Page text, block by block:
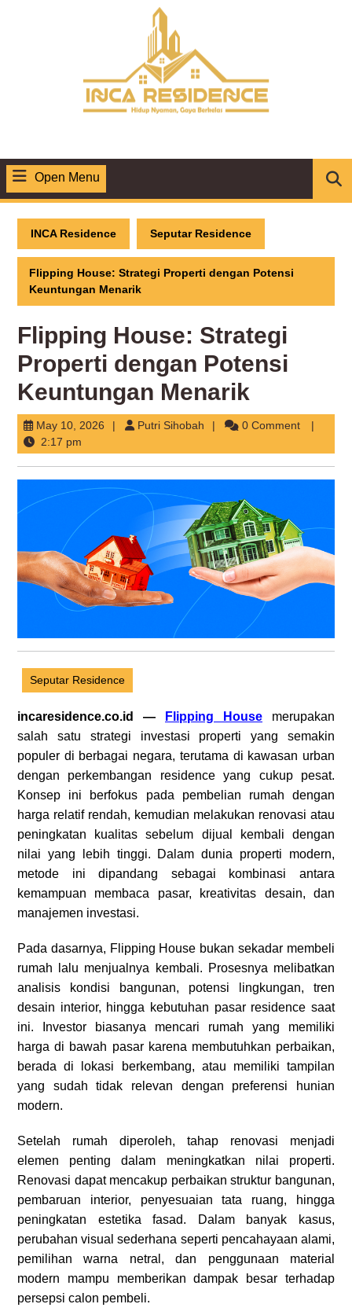
Open Menu
Menu
INCA Residence Seputar Residence
Flipping House: Strategi Properti dengan Potensi
Keuntungan Menarik
Flipping House: Strategi
Properti dengan Potensi
Keuntungan Menarik
May 10, 2026 May
2026
Putri Sihobah Putri
0 Comment
2:17 pm
Seputar Residence
incaresidence.co.id — Flipping House
merupakan
salah satu strategi investasi properti yang semakin
populer di berbagai negara, terutama di kawasan urban
dengan perkembangan residence yang cukup pesat.
Konsep ini berfokus pada pembelian rumah dengan
harga relatif rendah, kemudian melakukan renovasi atau
peningkatan kualitas sebelum dijual kembali dengan
nilai yang lebih tinggi. Dalam dunia properti modern,
metode ini dipandang sebagai kombinasi antara
kemampuan membaca pasar, kreativitas desain, dan
manajemen investasi.
Pada dasarnya, Flipping House bukan sekadar membeli
rumah lalu menjualnya kembali. Prosesnya melibatkan
analisis kondisi bangunan, potensi lingkungan, tren
desain interior, hingga kebutuhan pasar residence saat
ini. Investor biasanya mencari rumah yang memiliki
harga di bawah pasar karena membutuhkan perbaikan,
berada di lokasi berkembang, atau memiliki tampilan
yang sudah tidak relevan dengan preferensi hunian
modern.
Setelah rumah diperoleh, tahap renovasi menjadi
elemen penting dalam meningkatkan nilai properti.
Renovasi dapat mencakup perbaikan struktur bangunan,
pembaruan interior, penyesuaian tata ruang, hingga
peningkatan estetika fasad. Dalam banyak kasus,
perubahan visual sederhana seperti pencahayaan alami,
pemilihan warna netral, dan penggunaan material
modern mampu memberikan dampak besar terhadap
persepsi calon pembeli.